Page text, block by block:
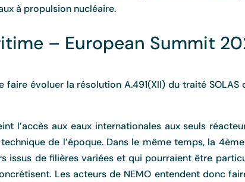
à propulsion nucléaire.
– European Summit
faire évoluer la résolution A.491(XII) du traité
l’accès aux eaux internationales aux seuls
de l’époque. Dans le même temps, la
issus de filières variées et qui pourraient être
Les acteurs de NEMO entendent donc